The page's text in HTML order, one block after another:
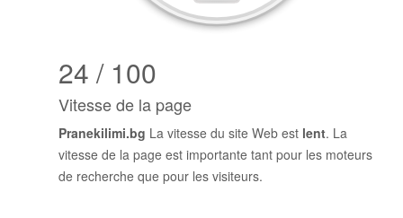
24 / 100
Vitesse de la page
Pranekilimi.bg La vitesse du site Web est lent. La
vitesse de la page est importante tant pour les moteurs
de recherche que pour les visiteurs.